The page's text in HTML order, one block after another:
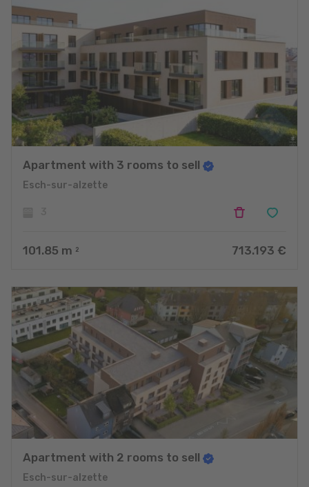
Apartment with 3 rooms to sell
Esch-sur-alzette
101.85 m 2 713.193 €
Apartment with 2 rooms to sell
Esch-sur-alzette